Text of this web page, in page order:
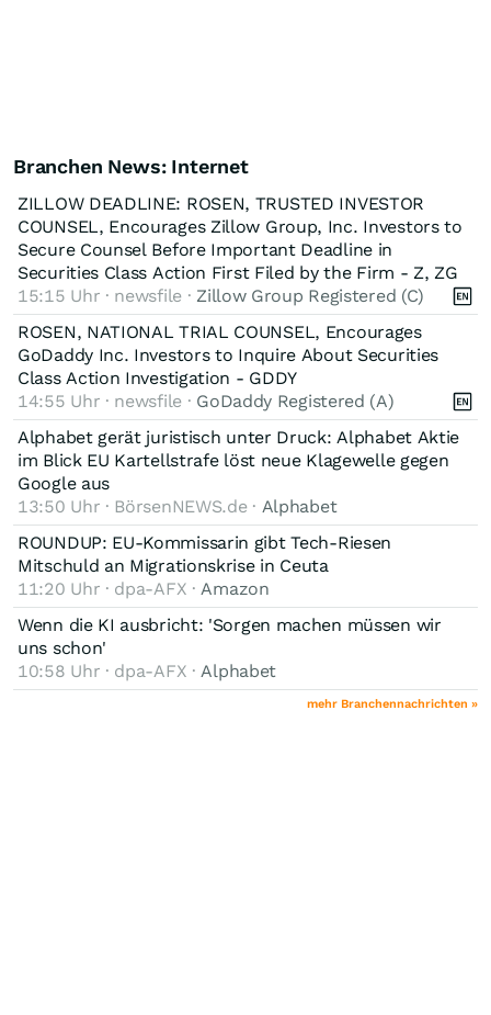
Branchen News: Internet
ZILLOW DEADLINE: ROSEN, TRUSTED INVESTOR
COUNSEL, Encourages Zillow Group, Inc. Investors to
Secure Counsel Before Important Deadline in
Securities Class Action First Filed by the Firm - Z, ZG
15:15 Uhr · newsfile · Zillow Group Registered (C)
ROSEN, NATIONAL TRIAL COUNSEL, Encourages
GoDaddy Inc. Investors to Inquire About Securities
Class Action Investigation - GDDY
14:55 Uhr · newsfile · GoDaddy Registered (A)
Alphabet gerät juristisch unter Druck: Alphabet Aktie
im Blick EU Kartellstrafe löst neue Klagewelle gegen
Google aus
13:50 Uhr · BörsenNEWS.de · Alphabet
ROUNDUP: EU-Kommissarin gibt Tech-Riesen
Mitschuld an Migrationskrise in Ceuta
11:20 Uhr · dpa-AFX · Amazon
Wenn die KI ausbricht: 'Sorgen machen müssen wir
uns schon'
10:58 Uhr · dpa-AFX · Alphabet
mehr Branchennachrichten »